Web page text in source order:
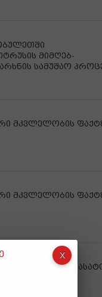
მიმღებ-
სამუშაო
მკვლელობის
მკვლელობის
მომხდარი